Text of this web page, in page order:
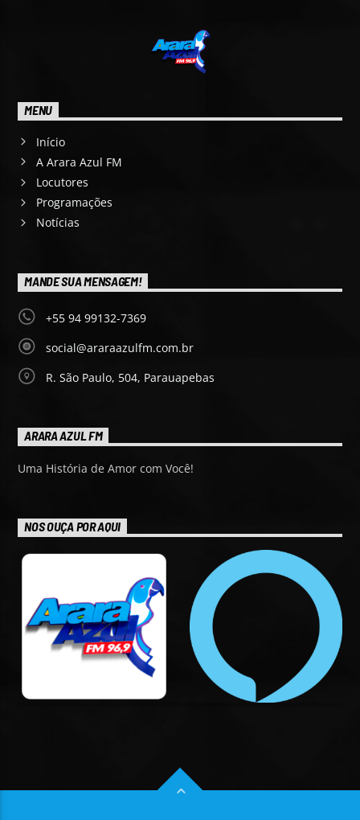
MENU
Início
A Arara Azul FM
Locutores
Programações
Notícias
MANDE SUA MENSAGEM!
+55 94 99132-7369
social@araraazulfm.com.br
R. São Paulo, 504, Parauapebas
ARARA AZUL FM
Uma História de Amor com Você!
NOS OUÇA POR AQUI